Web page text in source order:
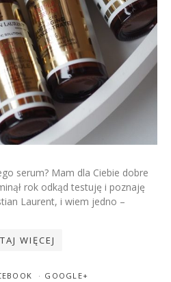
serum? Mam dla Ciebie dobre
rok odkąd testuję i poznaję
Laurent, i wiem jedno –
WIĘCEJ
GOOGLE+